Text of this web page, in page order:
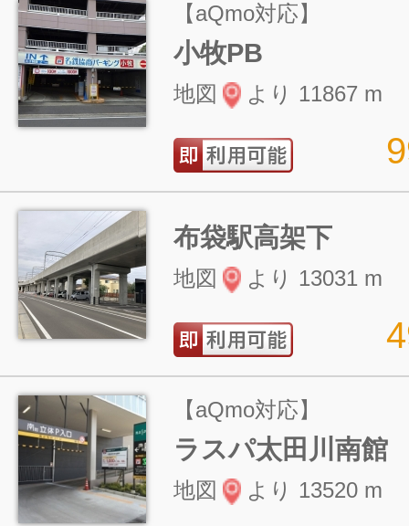
【aQmo対応】
小牧PB
地図 より 11867 m
布袋駅高架下
地図 より 13031 m
【aQmo対応】
ラスパ太田川南館
地図 より 13520 m